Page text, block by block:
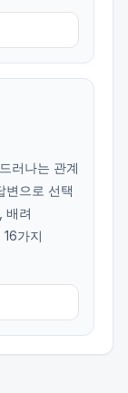
러나는 관계
변으로 선택
배려
가지